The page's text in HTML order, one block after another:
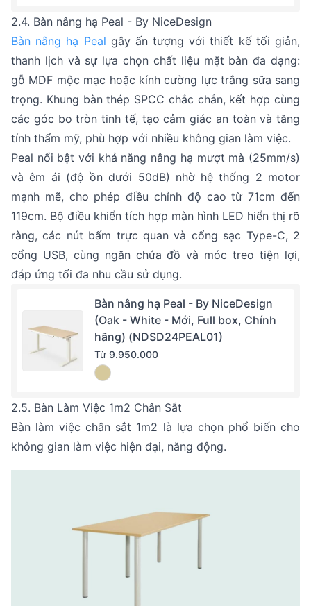
2.4. Bàn nâng hạ Peal - By NiceDesign
Bàn nâng hạ Peal gây ấn tượng với thiết kế tối giản,
thanh lịch và sự lựa chọn chất liệu mặt bàn đa dạng:
gỗ MDF mộc mạc hoặc kính cường lực trắng sữa sang
trọng. Khung bàn thép SPCC chắc chắn, kết hợp cùng
các góc bo tròn tinh tế, tạo cảm giác an toàn và tăng
tính thẩm mỹ, phù hợp với nhiều không gian làm việc.
Peal nổi bật với khả năng nâng hạ mượt mà (25mm/s)
và êm ái (độ ồn dưới 50dB) nhờ hệ thống 2 motor
mạnh mẽ, cho phép điều chỉnh độ cao từ 71cm đến
119cm. Bộ điều khiển tích hợp màn hình LED hiển thị rõ
ràng, các nút bấm trực quan và cổng sạc Type-C, 2
cổng USB, cùng ngăn chứa đồ và móc treo tiện lợi,
đáp ứng tối đa nhu cầu sử dụng.
Bàn nâng hạ Peal - By NiceDesign
(Oak - White - Mới, Full box, Chính
hãng) (NDSD24PEAL01)
Từ 9.950.000
2.5. Bàn Làm Việc 1m2 Chân Sắt
Bàn làm việc chân sắt 1m2 là lựa chọn phổ biến cho
không gian làm việc hiện đại, năng động.